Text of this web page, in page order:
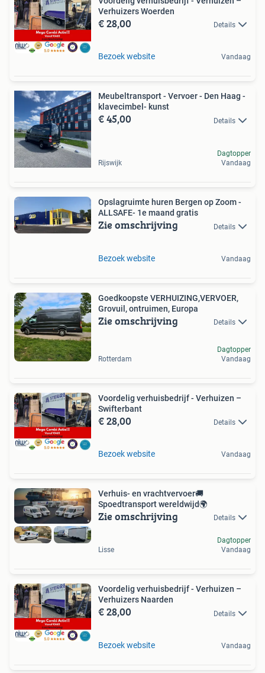
Verhuizers Woerden
€ 28,00 Details
Bezoek website Vandaag
Meubeltransport - Vervoer - Den Haag -
klavecimbel- kunst
€ 45,00 Details
Rijswijk
Dagtopper
Vandaag
Opslagruimte huren Bergen op Zoom -
ALLSAFE- 1e maand gratis
Zie omschrijving Details
Bezoek website Vandaag
Goedkoopste VERHUIZING,VERVOER,
Grovuil, ontruimen, Europa
Zie omschrijving Details
Rotterdam
Dagtopper
Vandaag
Voordelig verhuisbedrijf - Verhuizen –
Swifterbant
€ 28,00 Details
Bezoek website Vandaag
Verhuis- en vrachtvervoer🚚
Spoedtransport wereldwijd🌍
Zie omschrijving Details
Lisse
Dagtopper
Vandaag
Voordelig verhuisbedrijf - Verhuizen –
Verhuizers Naarden
€ 28,00 Details
Bezoek website Vandaag